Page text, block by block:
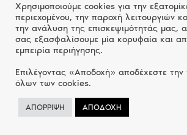
Χρησιμοποιούμε cookies για την
περιεχομένου, την παροχή λειτουργιών
την ανάλυση της επισκεψιμότητάς μας,
σας εξασφαλίσουμε μία κορυφαία και
εμπειρία περιήγησης.
Επιλέγοντας «Αποδοχή» αποδέχεστε την
όλων των cookies.
ΑΠΟΡΡΙΨΗ ΑΠΟΔΟΧΗ